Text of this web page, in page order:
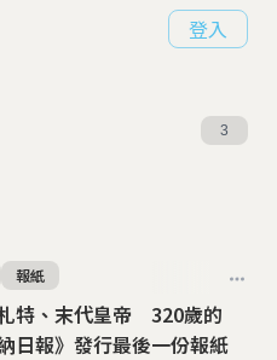
登入
3
特、末代皇帝 320歲的
日報》發行最後一份報紙
報紙